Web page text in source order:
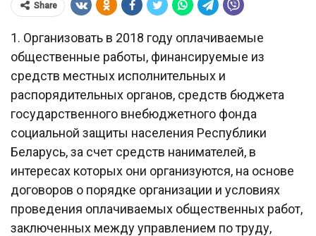
Share
1. Организовать в 2018 году оплачиваемые
общественные работы, финансируемые из
средств местных исполнительных и
распорядительных органов, средств бюджета
государственного внебюджетного фонда
социальной защиты населения Республики
Беларусь, за счет средств нанимателей, в
интересах которых они организуются, на основе
договоров о порядке организации и условиях
проведения оплачиваемых общественных работ,
заключенных между управлением по труду,